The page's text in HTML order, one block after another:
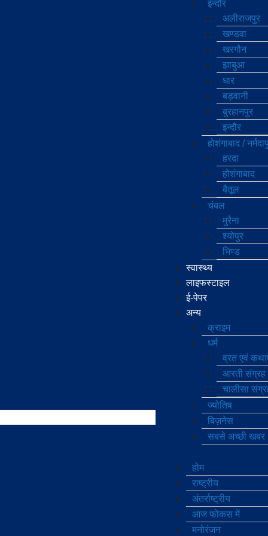
इन्दौर
अलीराजपुर
खण्‍डवा
खरगौन
झाबुआ
धार
बड़वानी
बुरहानपुर
इन्दौर
होशंगाबाद /
हरदा
होशंगाबाद
बैतूल
चंबल
मुरैना
श्योपुर
भिण्‍ड
स्वास्थ्य
लाइफस्टाइल
ई-पेपर
अन्य
क्राइम
धर्म
व्रत एवं
आरती संग्रह
चालीसा
ज्‍योतिष
बिज़नेस
सबसे अच्छी खबर
होम
राष्ट्रीय
अंतर्राष्ट्रीय
आज फोकस में
मनोरंजन